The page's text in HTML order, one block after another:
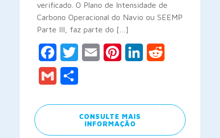
verificado. O Plano de Intensidade de
Carbono Operacional do Navio ou SEEMP
Parte III, faz parte do […]
FacebookTwitter Email PinterestLinkedIn
Gmail
CONSULTE MAIS
INFORMAÇÃO